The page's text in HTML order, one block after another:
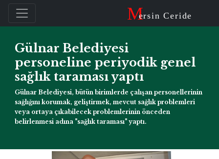
Mersin Ceride
Gülnar Belediyesi
personeline periyodik genel
sağlık taraması yaptı
Gülnar Belediyesi, bütün birimlerde çalışan personellerinin
sağlığını korumak, geliştirmek, mevcut sağlık problemleri
veya ortaya çıkabilecek problemlerinin önceden
belirlenmesi adına "sağlık taraması" yaptı.